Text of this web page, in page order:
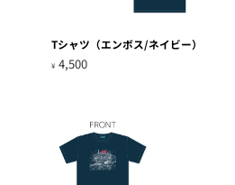
Tシャツ（エンボス/ネイビー）
¥ 4,500